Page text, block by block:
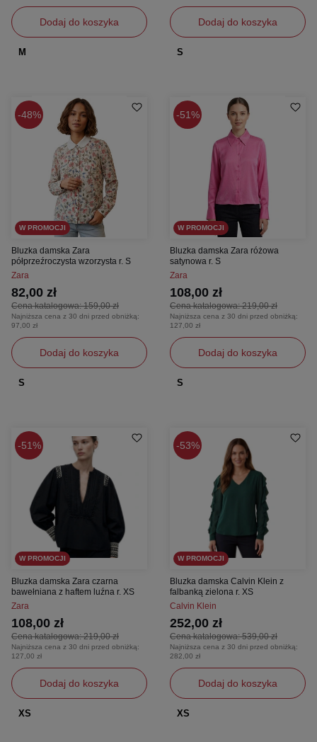
Dodaj do koszyka
M
Dodaj do koszyka
S
48%
W PROMOCJI
Bluzka damska Zara
półprzeźroczysta wzorzysta r. S
Zara
Cena katalogowa:159,00 zł
82,00 zł
Najniższa cena z 30 dni przed obniżką:
97,00 zł
Dodaj do koszyka
S
51%
W PROMOCJI
Bluzka damska Zara różowa
satynowa r. S
Zara
Cena katalogowa:219,00 zł
108,00 zł
Najniższa cena z 30 dni przed obniżką:
127,00 zł
Dodaj do koszyka
S
51%
W PROMOCJI
Bluzka damska Zara czarna
bawełniana z haftem luźna r. XS
Zara
Cena katalogowa:219,00 zł
108,00 zł
Najniższa cena z 30 dni przed obniżką:
127,00 zł
Dodaj do koszyka
XS
53%
W PROMOCJI
Bluzka damska Calvin Klein z
falbanką zielona r. XS
Calvin Klein
Cena katalogowa:539,00 zł
252,00 zł
Najniższa cena z 30 dni przed obniżką:
282,00 zł
Dodaj do koszyka
XS